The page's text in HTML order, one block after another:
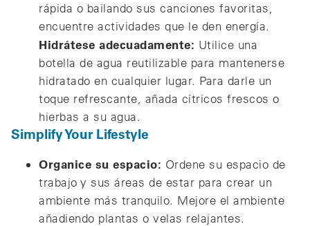
rápida o bailando sus canciones favoritas,
encuentre actividades que le den energía.
Hidrátese adecuadamente: Utilice una
botella de agua reutilizable para mantenerse
hidratado en cualquier lugar. Para darle un
toque refrescante, añada cítricos frescos o
hierbas a su agua.
Simplify Your Lifestyle
Organice su espacio: Ordene su espacio de
trabajo y sus áreas de estar para crear un
ambiente más tranquilo. Mejore el ambiente
añadiendo plantas o velas relajantes.